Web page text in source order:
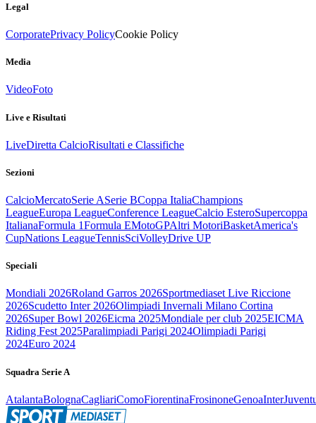
Legal
CorporatePrivacy PolicyCookie Policy
Media
VideoFoto
Live e Risultati
LiveDiretta CalcioRisultati e Classifiche
Sezioni
CalcioMercatoSerie ASerie BCoppa ItaliaChampions
LeagueEuropa LeagueConference LeagueCalcio EsteroSupercoppa
ItalianaFormula 1Formula EMotoGPAltri MotoriBasketAmerica's
CupNations LeagueTennisSciVolleyDrive UP
Speciali
Mondiali 2026Roland Garros 2026Sportmediaset Live Riccione
2026Scudetto Inter 2026Olimpiadi Invernali Milano Cortina
2026Super Bowl 2026Eicma 2025Mondiale per club 2025EICMA
Riding Fest 2025Paralimpiadi Parigi 2024Olimpiadi Parigi
2024Euro 2024
Squadra Serie A
AtalantaBolognaCagliariComoFiorentinaFrosinoneGenoaInter